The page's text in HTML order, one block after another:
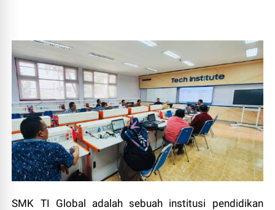
SMK TI Global adalah sebuah institusi pendidikan